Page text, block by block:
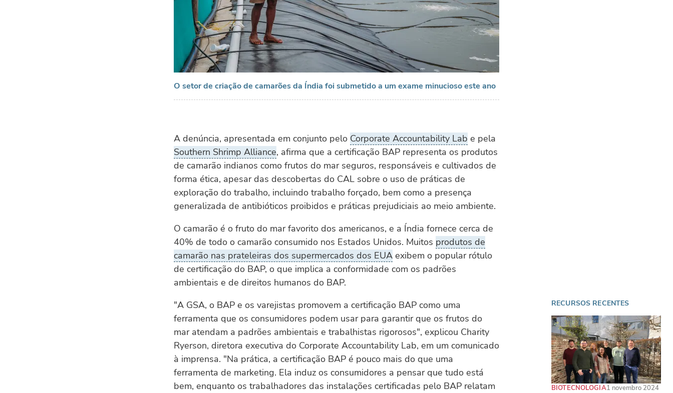
O setor de criação de camarões da Índia foi submetido a um exame minucioso este ano
A denúncia, apresentada em conjunto pelo Corporate Accountability Lab e pela
Southern Shrimp Alliance, afirma que a certificação BAP representa os produtos
de camarão indianos como frutos do mar seguros, responsáveis e cultivados de
forma ética, apesar das descobertas do CAL sobre o uso de práticas de
exploração do trabalho, incluindo trabalho forçado, bem como a presença
generalizada de antibióticos proibidos e práticas prejudiciais ao meio ambiente.
O camarão é o fruto do mar favorito dos americanos, e a Índia fornece cerca de
40% de todo o camarão consumido nos Estados Unidos. Muitos produtos de
camarão nas prateleiras dos supermercados dos EUA exibem o popular rótulo
de certificação do BAP, o que implica a conformidade com os padrões
ambientais e de direitos humanos do BAP.
"A GSA, o BAP e os varejistas promovem a certificação BAP como uma
ferramenta que os consumidores podem usar para garantir que os frutos do
mar atendam a padrões ambientais e trabalhistas rigorosos", explicou Charity
Ryerson, diretora executiva do Corporate Accountability Lab, em um comunicado
à imprensa. "Na prática, a certificação BAP é pouco mais do que uma
ferramenta de marketing. Ela induz os consumidores a pensar que tudo está
bem, enquanto os trabalhadores das instalações certificadas pelo BAP relatam
RECURSOS RECENTES
BIOTECNOLOGIA1 novembro 2024